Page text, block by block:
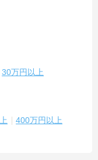
30万円以上
400万円以上